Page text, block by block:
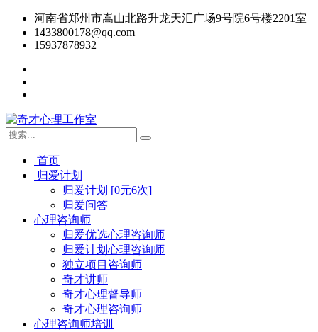
河南省郑州市嵩山北路升龙天汇广场9号院6号楼2201室
1433800178@qq.com
15937878932
首页
归爱计划
归爱计划 [0元6次]
归爱问答
心理咨询师
归爱优选心理咨询师
归爱计划心理咨询师
独立项目咨询师
奇才讲师
奇才心理督导师
奇才心理咨询师
心理咨询师培训